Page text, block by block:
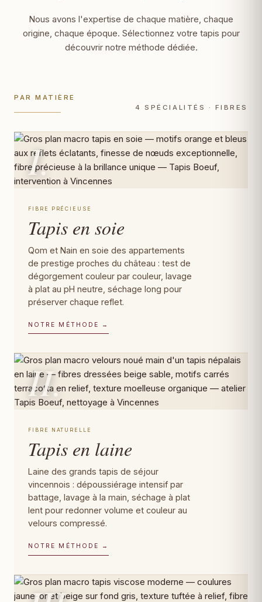
Nous avons l'expertise de chaque matière, chaque
origine, chaque époque. Sélectionnez votre tapis pour
découvrir notre méthode dédiée.
PAR MATIÈRE
4 SPÉCIALITÉS · FIBRES
I.
FIBRE PRÉCIEUSE
Tapis en soie
Qom et Nain en soie des appartements
de prestige proches du château : test de
dégorgement couleur par couleur, lavage
à plat au pH neutre, séchage long pour
préserver chaque reflet.
NOTRE MÉTHODE →
II.
FIBRE NATURELLE
Tapis en laine
Laine des grands tapis de séjour
vincennois : dépoussiérage intensif par
battage, lavage à la main, séchage à plat
lent pour redonner volume et couleur au
velours compressé.
NOTRE MÉTHODE →